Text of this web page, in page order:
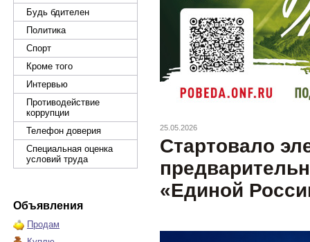
Будь бдителен
Политика
Спорт
Кроме того
Интервью
Противодействие
коррупции
Телефон доверия
Специальная оценка
условий труда
Объявления
Продам
25.05.2026
Стартовало
«Единой